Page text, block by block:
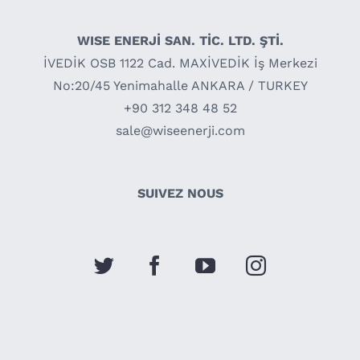
WISE ENERJİ SAN. TİC. LTD. ŞTİ.
İVEDİK OSB 1122 Cad. MAXİVEDİK İş Merkezi
No:20/45 Yenimahalle ANKARA / TURKEY
+90 312 348 48 52
sale@wiseenerji.com
SUIVEZ NOUS